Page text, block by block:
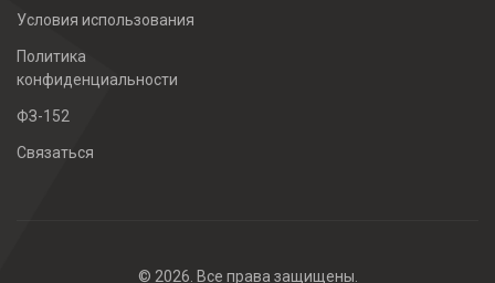
Условия использования
Политика
конфиденциальности
ФЗ-152
Связаться
© 2026. Все права защищены.